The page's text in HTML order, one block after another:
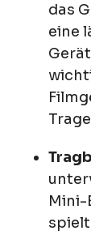
das
eine
Mini-